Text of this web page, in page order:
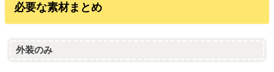
必要な素材まとめ
外装のみ